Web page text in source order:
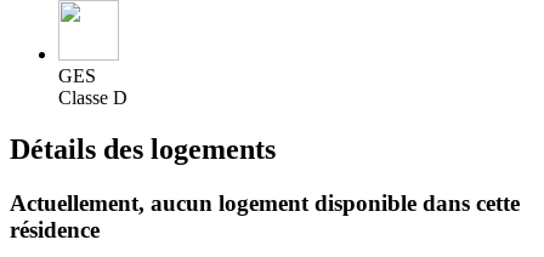
GES
Classe D
Détails des logements
Actuellement, aucun logement disponible dans cette
résidence